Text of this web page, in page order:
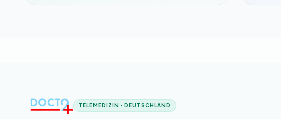
TELEMEDIZIN · DEUTSCHLAND